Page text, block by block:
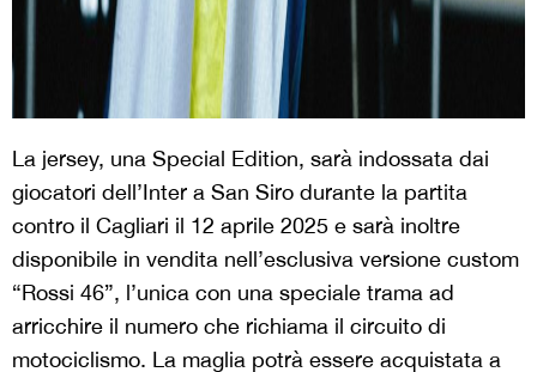
La jersey, una Special Edition, sarà indossata dai
giocatori dell’Inter a San Siro durante la partita
contro il Cagliari il 12 aprile 2025 e sarà inoltre
disponibile in vendita nell’esclusiva versione custom
“Rossi 46”, l’unica con una speciale trama ad
arricchire il numero che richiama il circuito di
motociclismo. La maglia potrà essere acquistata a